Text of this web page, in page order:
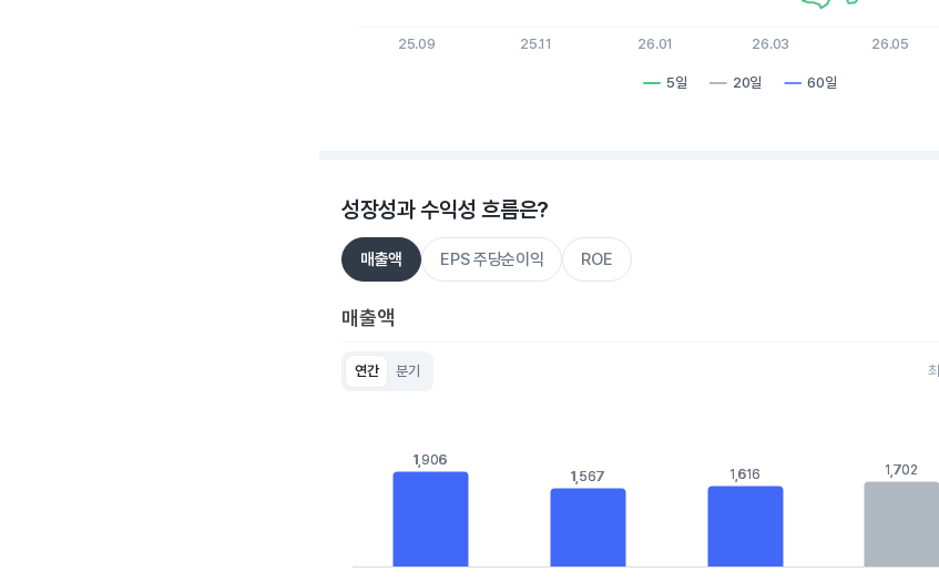
5일 20일 60일
25.09 25.11 26.01 26.03 26.05
성장성과 수익성 흐름은?
매출액 EPS 주당순이익 ROE
매출액
연간 분기
The chart has 1 X axis displaying categories.
The chart has 1 Y axis displaying values. Data ranges from 1567.393 to
1,906
1,906
1,567
1,567 1,616
1,616 1,702
1,702